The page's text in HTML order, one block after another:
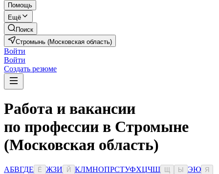
Помощь
Ещё
Поиск
Стромынь (Московская область)
Войти
Войти
Создать резюме
Работа и вакансии
по профессии в Стромыне
(Московская область)
АБВГДЕ Ё ЖЗИ Й КЛМНОПРСТУФХЦЧШ Ы ЭЮ Я